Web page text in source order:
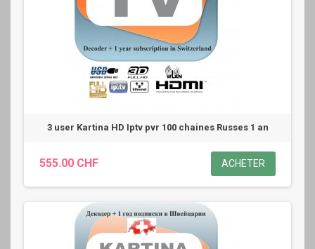
3 user Kartina HD Iptv pvr 100 chaines Russes 1 an
555.00 CHF ACHETER